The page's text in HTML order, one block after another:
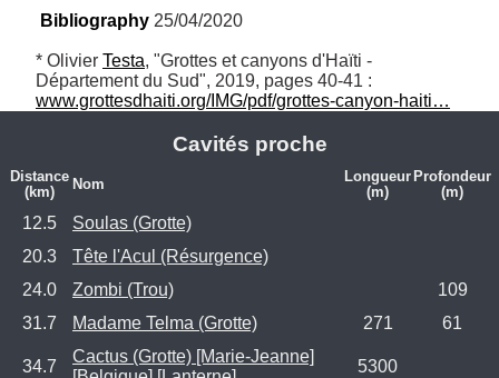
Bibliography 25/04/2020
* Olivier Testa, "Grottes et canyons d'Haïti -
www.grottesdhaiti.org/IMG/pdf/grottes-canyon-haiti…
Cavités proche
Distance
(km)
Nom
Longueur
(m)
Profondeur
(m)
12.5
Soulas (Grotte)
20.3
Tête l'Acul (Résurgence)
24.0
Zombi (Trou)
109
31.7
Madame Telma (Grotte) 271 61
34.7
Cactus (Grotte) [Marie-Jeanne]
5300